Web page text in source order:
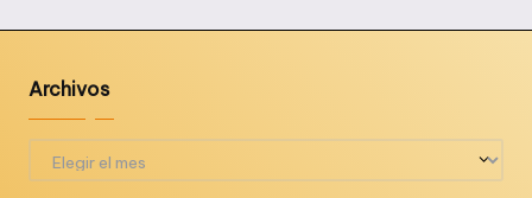
Archivos